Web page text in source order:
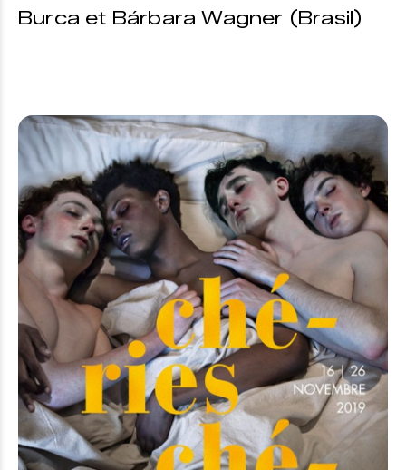
Burca et Bárbara Wagner (Brasil)